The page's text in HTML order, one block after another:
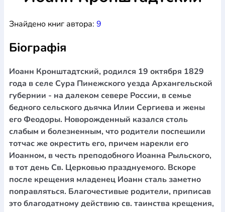
Богослов`яШлюб і сім`я Юдаїзм
ПеріодикаАудіо Ручки кулькові
БлокнотиЩоденники / щотижневики
Навчальні мапиШкіряні виробиМагнітиМеталеві
вироби Міні-лампи НаклейкиНастільні ігриПакети
подарункові ПлакатиПластмасові виробиХустки
Подарункові карткиРозвиваючі ігриРепринти Свічки
Зошити
Фотокартини Чохли на Библії
Календарі Канцелярскі товари
Комп`ютерні ігри
Листівки Сувенирна продукція Годинники Пазли
Книга в комплекті
За додатковою інформацією дзвоніть за номером:
(097) 880-6379
Ми у Facebook
Знайдено книг автора: 9
Біографія
Иоанн Кронштадтский, родился 19 октября 1829
года в селе Сура Пинежского уезда Архангельской
губернии - на далеком севере России, в семье
бедного сельского дьячка Илии Сергиева и жены
его Феодоры. Новорожденный казался столь
слабым и болезненным, что родители поспешили
тотчас же окрестить его, причем нарекли его
Иоанном, в честь преподобного Иоанна Рыльского,
в тот день Св. Церковью празднуемого. Вскоре
после крещения младенец Иоанн сталь заметно
поправляться. Благочестивые родители, приписав
это благодатному действию св. таинства крещения,